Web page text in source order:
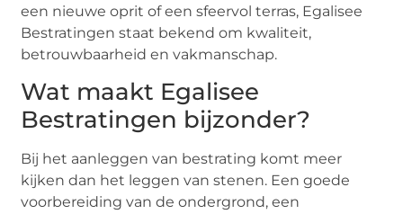
een nieuwe oprit of een sfeervol terras, Egalisee
Bestratingen staat bekend om kwaliteit,
betrouwbaarheid en vakmanschap.
Wat maakt Egalisee
Bestratingen bijzonder?
Bij het aanleggen van bestrating komt meer
kijken dan het leggen van stenen. Een goede
voorbereiding van de ondergrond, een